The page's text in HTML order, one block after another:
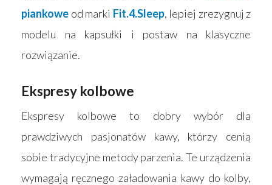
piankowe od marki Fit.4.Sleep, lepiej zrezygnuj z
modelu na kapsułki i postaw na klasyczne
rozwiązanie.
Ekspresy kolbowe
Ekspresy kolbowe to dobry wybór dla
prawdziwych pasjonatów kawy, którzy cenią
sobie tradycyjne metody parzenia. Te urządzenia
wymagają ręcznego załadowania kawy do kolby,